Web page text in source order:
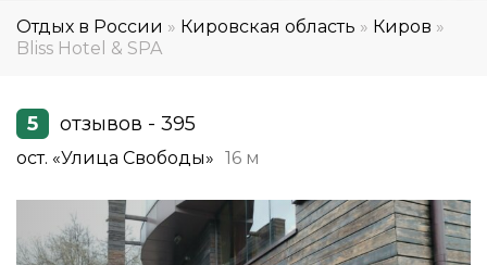
Отдых в России » Кировская область » Киров »
Bliss Hotel & SPA
5 отзывов - 395
ост. «Улица Свободы» 16 м